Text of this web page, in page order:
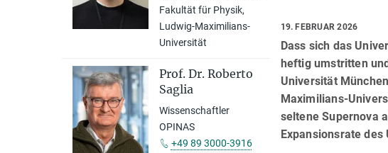
19. FEBRUAR 2026
Dass sich das
heftig umstritten
Universität
Maximilians-
seltene Supernova
Expansionsrate
Fakultät für Physik,
Ludwig-Maximilians-
Universität
Prof. Dr. Roberto
Saglia
Wissenschaftler
OPINAS
+49 89 3000-3916